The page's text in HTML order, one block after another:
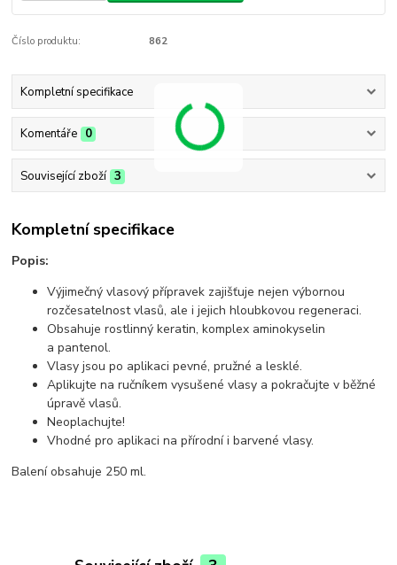
Číslo produktu: 862
Kompletní specifikace
Komentáře 0
Související zboží 3
Kompletní specifikace
Popis:
Výjimečný vlasový přípravek zajišťuje nejen výbornou
rozčesatelnost vlasů, ale i jejich hloubkovou regeneraci.
Obsahuje rostlinný keratin, komplex aminokyselin
a pantenol.
Vlasy jsou po aplikaci pevné, pružné a lesklé.
Aplikujte na ručníkem vysušené vlasy a pokračujte v běžné
úpravě vlasů.
Neoplachujte!
Vhodné pro aplikaci na přírodní i barvené vlasy.
Balení obsahuje 250 ml.